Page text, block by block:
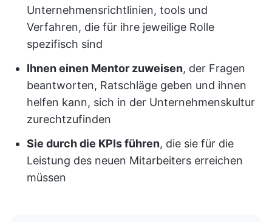
Unternehmensrichtlinien, tools und
Verfahren, die für ihre jeweilige Rolle
spezifisch sind
Ihnen einen Mentor zuweisen, der Fragen
beantworten, Ratschläge geben und ihnen
helfen kann, sich in der Unternehmenskultur
zurechtzufinden
Sie durch die KPIs führen, die sie für die
Leistung des neuen Mitarbeiters erreichen
müssen